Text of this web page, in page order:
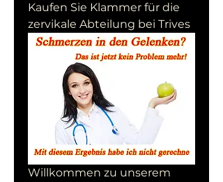
Kaufen Sie Klammer für die
zervikale Abteilung bei Trives
Willkommen zu unserem